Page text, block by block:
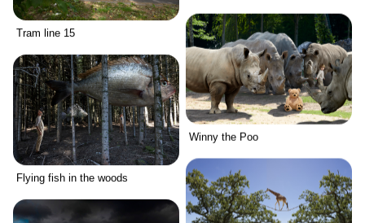
Tram line 15
Winny the Poo
Flying fish in the woods